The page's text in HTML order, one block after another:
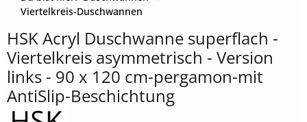
Viertelkreis-Duschwannen
HSK Acryl Duschwanne superflach -
Viertelkreis asymmetrisch - Version
links - 90 x 120 cm-pergamon-mit
AntiSlip-Beschichtung